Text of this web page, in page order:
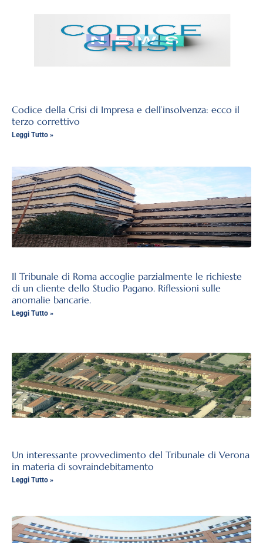
Codice della Crisi di Impresa e dell’insolvenza: ecco il
terzo correttivo
Leggi Tutto »
Il Tribunale di Roma accoglie parzialmente le richieste
di un cliente dello Studio Pagano. Riflessioni sulle
anomalie bancarie.
Leggi Tutto »
Un interessante provvedimento del Tribunale di Verona
in materia di sovraindebitamento
Leggi Tutto »